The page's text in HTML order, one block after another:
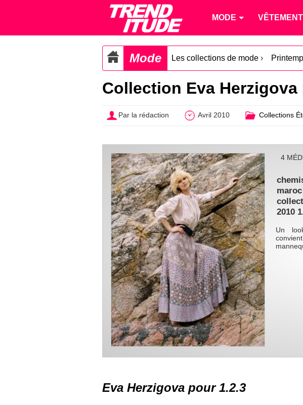
MODE
Mode Les collections de mode ›
Collection Eva
Par la rédaction Avril 2010 Collections
4
2010
Un
Eva Herzigova pour 1.2.3